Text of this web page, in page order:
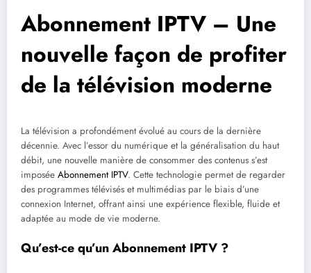
Abonnement IPTV – Une
nouvelle façon de profiter
de la télévision moderne
La télévision a profondément évolué au cours de la dernière
décennie. Avec l’essor du numérique et la généralisation du haut
débit, une nouvelle manière de consommer des contenus s’est
imposée Abonnement IPTV. Cette technologie permet de regarder
des programmes télévisés et multimédias par le biais d’une
connexion Internet, offrant ainsi une expérience flexible, fluide et
adaptée au mode de vie moderne.
Qu’est-ce qu’un Abonnement IPTV ?